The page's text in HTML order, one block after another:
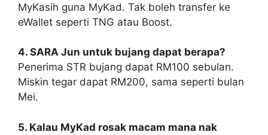
MyKasih guna MyKad. Tak boleh transfer ke
eWallet seperti TNG atau Boost.
4. SARA Jun untuk bujang dapat berapa?
Penerima STR bujang dapat RM100 sebulan.
Miskin tegar dapat RM200, sama seperti bulan
Mei.
5. Kalau MyKad rosak macam mana nak